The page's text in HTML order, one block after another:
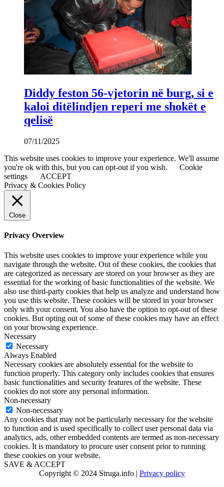
Diddy feston 56-vjetorin në burg, si e
kaloi ditëlindjen reperi me shokët e
qelisë
07/11/2025
This website uses cookies to improve your experience. We'll assume
you're ok with this, but you can opt-out if you wish.
Cookie
settings
ACCEPT
Privacy & Cookies Policy
Close
Privacy Overview
This website uses cookies to improve your experience while you
navigate through the website. Out of these cookies, the cookies that
are categorized as necessary are stored on your browser as they are
essential for the working of basic functionalities of the website. We
also use third-party cookies that help us analyze and understand how
you use this website. These cookies will be stored in your browser
only with your consent. You also have the option to opt-out of these
cookies. But opting out of some of these cookies may have an effect
on your browsing experience.
Necessary
Necessary
Always Enabled
Necessary cookies are absolutely essential for the website to
function properly. This category only includes cookies that ensures
basic functionalities and security features of the website. These
cookies do not store any personal information.
Non-necessary
Non-necessary
Any cookies that may not be particularly necessary for the website
to function and is used specifically to collect user personal data via
analytics, ads, other embedded contents are termed as non-necessary
cookies. It is mandatory to procure user consent prior to running
these cookies on your website.
SAVE & ACCEPT
Copyright © 2024 Struga.info | Privacy policy